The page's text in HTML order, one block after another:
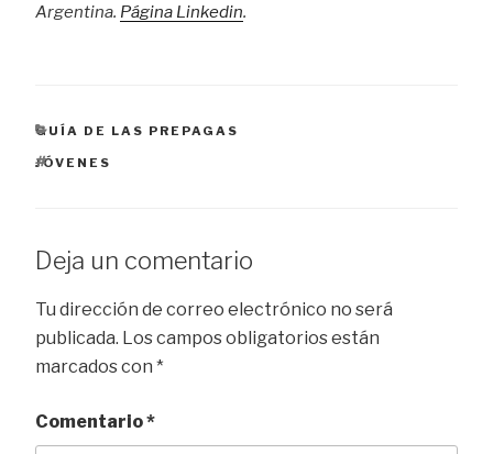
Argentina. Página Linkedin.
CATEGORÍAS
GUÍA DE LAS PREPAGAS
ETIQUETAS
JÓVENES
Deja un comentario
Tu dirección de correo electrónico no será
publicada. Los campos obligatorios están
marcados con *
Comentario*